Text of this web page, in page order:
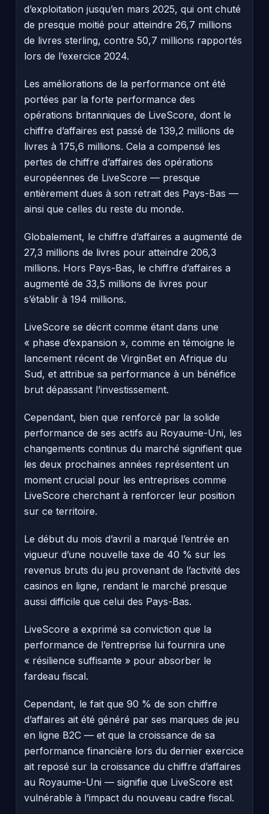
d’exploitation jusqu’en mars 2025, qui ont chuté
de presque moitié pour atteindre 26,7 millions
de livres sterling, contre 50,7 millions rapportés
lors de l’exercice 2024.
Les améliorations de la performance ont été
portées par la forte performance des
opérations britanniques de LiveScore, dont le
chiffre d’affaires est passé de 139,2 millions de
livres à 175,6 millions. Cela a compensé les
pertes de chiffre d’affaires des opérations
européennes de LiveScore — presque
entièrement dues à son retrait des Pays-Bas —
ainsi que celles du reste du monde.
Globalement, le chiffre d’affaires a augmenté de
27,3 millions de livres pour atteindre 206,3
millions. Hors Pays-Bas, le chiffre d’affaires a
augmenté de 33,5 millions de livres pour
s’établir à 194 millions.
LiveScore se décrit comme étant dans une
« phase d’expansion », comme en témoigne le
lancement récent de VirginBet en Afrique du
Sud, et attribue sa performance à un bénéfice
brut dépassant l’investissement.
Cependant, bien que renforcé par la solide
performance de ses actifs au Royaume-Uni, les
changements continus du marché signifient que
les deux prochaines années représentent un
moment crucial pour les entreprises comme
LiveScore cherchant à renforcer leur position
sur ce territoire.
Le début du mois d’avril a marqué l’entrée en
vigueur d’une nouvelle taxe de 40 % sur les
revenus bruts du jeu provenant de l’activité des
casinos en ligne, rendant le marché presque
aussi difficile que celui des Pays-Bas.
LiveScore a exprimé sa conviction que la
performance de l’entreprise lui fournira une
« résilience suffisante » pour absorber le
fardeau fiscal.
Cependant, le fait que 90 % de son chiffre
d’affaires ait été généré par ses marques de jeu
en ligne B2C — et que la croissance de sa
performance financière lors du dernier exercice
ait reposé sur la croissance du chiffre d’affaires
au Royaume-Uni — signifie que LiveScore est
vulnérable à l’impact du nouveau cadre fiscal.